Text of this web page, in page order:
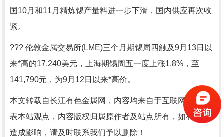
国10月和11月精炼锡产量料进一步下滑，国内供应再次收
紧。
??? 伦敦金属交易所(LME)三个月期锡周四触及9月13日以
来*高的17,240美元，上海期锡周五一度上涨1.8%，至
141,790元，为9月12日以来*高价。
本文转载自长江有色金属网，内容均来自于互联网，不代
表本站观点，内容版权归属原作者及站点所有，如有对您
造成影响，请及时联系我们予以删除！